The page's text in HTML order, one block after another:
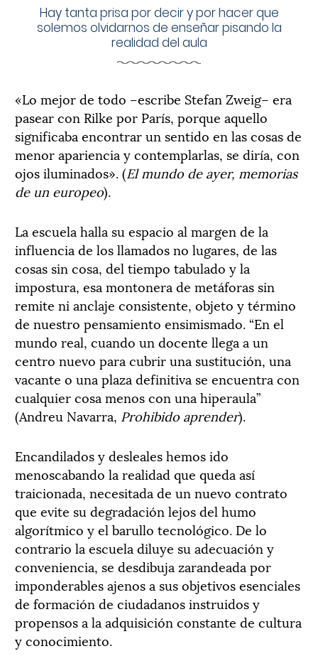
Hay tanta prisa por decir y por hacer que
solemos olvidarnos de enseñar pisando la
realidad del aula
«Lo mejor de todo –escribe Stefan Zweig– era
pasear con Rilke por París, porque aquello
significaba encontrar un sentido en las cosas de
menor apariencia y contemplarlas, se diría, con
ojos iluminados». (El mundo de ayer, memorias
de un europeo).
La escuela halla su espacio al margen de la
influencia de los llamados no lugares, de las
cosas sin cosa, del tiempo tabulado y la
impostura, esa montonera de metáforas sin
remite ni anclaje consistente, objeto y término
de nuestro pensamiento ensimismado. “En el
mundo real, cuando un docente llega a un
centro nuevo para cubrir una sustitución, una
vacante o una plaza definitiva se encuentra con
cualquier cosa menos con una hiperaula”
(Andreu Navarra, Prohibido aprender).
Encandilados y desleales hemos ido
menoscabando la realidad que queda así
traicionada, necesitada de un nuevo contrato
que evite su degradación lejos del humo
algorítmico y el barullo tecnológico. De lo
contrario la escuela diluye su adecuación y
conveniencia, se desdibuja zarandeada por
imponderables ajenos a sus objetivos esenciales
de formación de ciudadanos instruidos y
propensos a la adquisición constante de cultura
y conocimiento.